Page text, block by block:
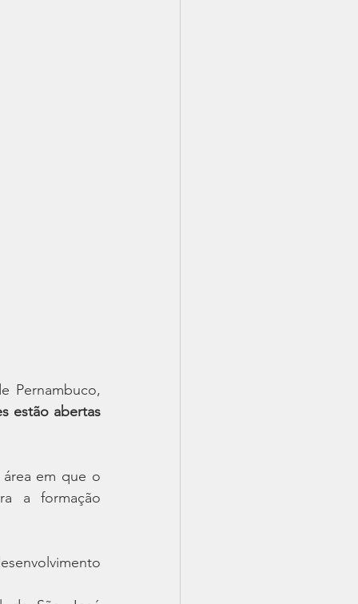
Pernambuco,
estão abertas
em que o
a formação